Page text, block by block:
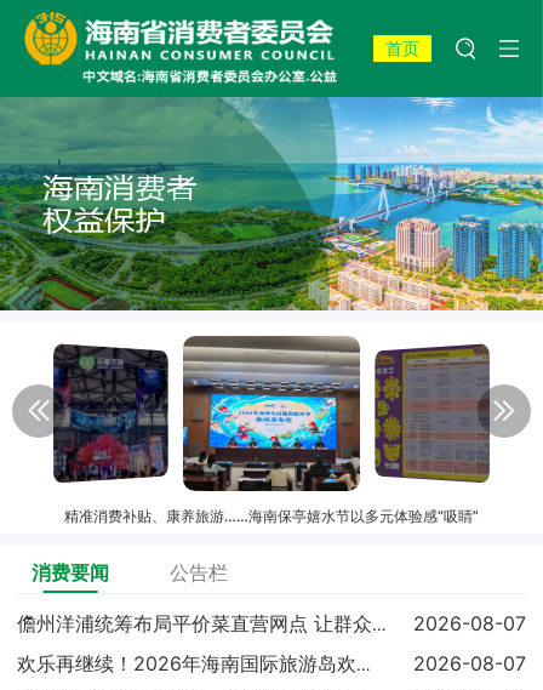
首页
精准消费补贴、康养旅游……海南保亭嬉水节以多元体验感“吸睛”
消费要闻 公告栏
儋州洋浦统筹布局平价菜直营网点 让群众吃上实惠放心菜 2026-08-07
欢乐再继续！2026年海南国际旅游岛欢乐节调声狂欢嘉年华亮点 2026-08-07